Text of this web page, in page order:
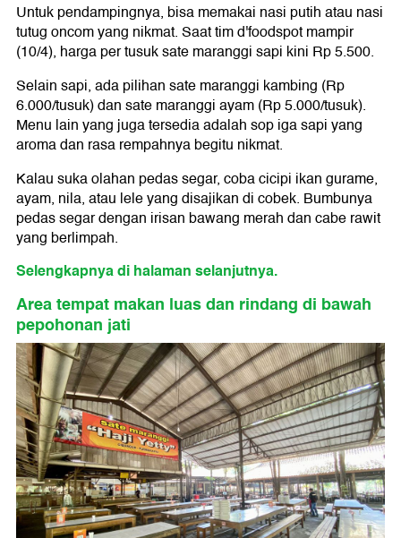
Untuk pendampingnya, bisa memakai nasi putih atau nasi
tutug oncom yang nikmat. Saat tim d'foodspot mampir
(10/4), harga per tusuk sate maranggi sapi kini Rp 5.500.
Selain sapi, ada pilihan sate maranggi kambing (Rp
6.000/tusuk) dan sate maranggi ayam (Rp 5.000/tusuk).
Menu lain yang juga tersedia adalah sop iga sapi yang
aroma dan rasa rempahnya begitu nikmat.
Kalau suka olahan pedas segar, coba cicipi ikan gurame,
ayam, nila, atau lele yang disajikan di cobek. Bumbunya
pedas segar dengan irisan bawang merah dan cabe rawit
yang berlimpah.
Selengkapnya di halaman selanjutnya.
Area tempat makan luas dan rindang di bawah
pepohonan jati